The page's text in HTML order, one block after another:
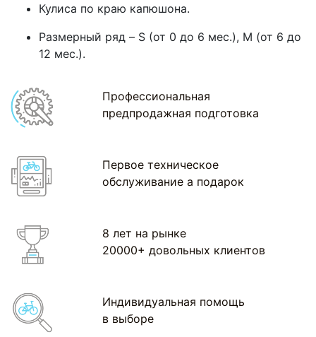
Кулиса по краю капюшона.
Размерный ряд – S (от 0 до 6 мес.), М (от 6 до
12 мес.).
Профессиональная
предпродажная подготовка
Первое техническое
обслуживание а подарок
8 лет на рынке
20000+ довольных клиентов
Индивидуальная помощь
в выборе